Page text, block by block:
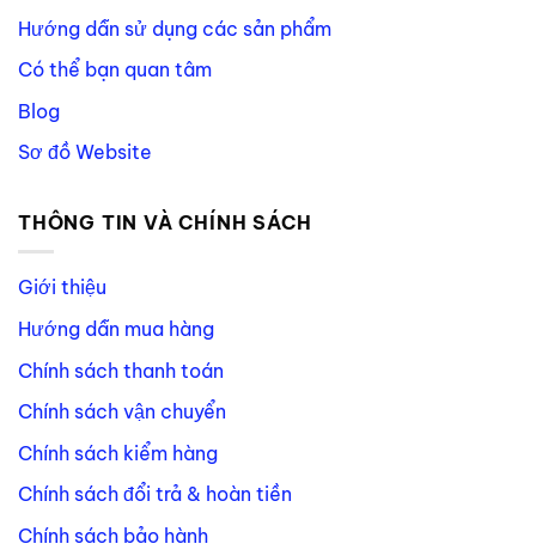
Hướng dẫn sử dụng các sản phẩm
Có thể bạn quan tâm
Blog
Sơ đồ Website
THÔNG TIN VÀ CHÍNH SÁCH
Giới thiệu
Hướng dẫn mua hàng
Chính sách thanh toán
Chính sách vận chuyển
Chính sách kiểm hàng
Chính sách đổi trả & hoàn tiền
Chính sách bảo hành